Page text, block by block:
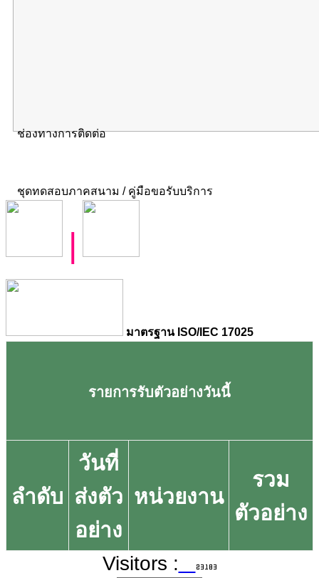
ช่องทางการติดต่อ
ชุดทดสอบภาคสนาม / คู่มือขอรับบริการ
มาตรฐาน ISO/IEC 17025
รายการรับตัวอย่างวันนี้
ลำดับ
วันที่
ส่งตัว
อย่าง
หน่วยงาน
รวม
ตัวอย่าง
Visitors :